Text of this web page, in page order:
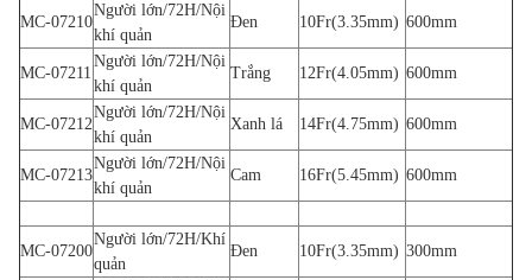
MC-07210
Người lớn/72H/Nội
khí quản
Đen 10Fr(3.35mm) 600mm
MC-07211
Người lớn/72H/Nội
khí quản
Trắng 12Fr(4.05mm) 600mm
MC-07212
Người lớn/72H/Nội
khí quản
Xanh lá 14Fr(4.75mm) 600mm
MC-07213
Người lớn/72H/Nội
khí quản
Cam 16Fr(5.45mm) 600mm
MC-07200
Người lớn/72H/Khí
quản
Đen 10Fr(3.35mm) 300mm